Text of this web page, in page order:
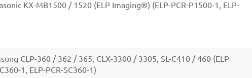
KX-MB1500 / 1520 (ELP Imaging®) (ELP-PCR-P1500-1, ELP-
CLP-360 / 362 / 365, CLX-3300 / 3305, SL-C410 / 460 (ELP
1, ELP-PCR-SC360-1)